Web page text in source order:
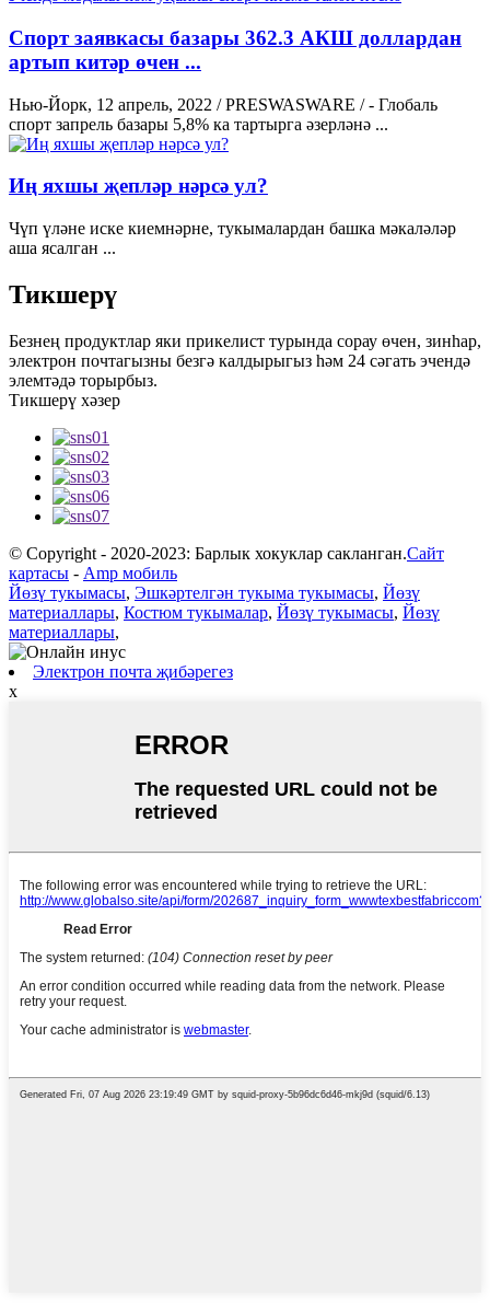
Спорт заявкасы базары 362.3 АКШ доллардан
артып китәр өчен ...
Нью-Йорк, 12 апрель, 2022 / PRESWASWARE / - Глобаль
спорт запрель базары 5,8% ка тартырга әзерләнә ...
Иң яхшы җепләр нәрсә ул?
Чүп үләне иске киемнәрне, тукымалардан башка мәкаләләр
аша ясалган ...
Тикшерү
Безнең продуктлар яки прикелист турында сорау өчен, зинһар,
электрон почтагызны безгә калдырыгыз һәм 24 сәгать эчендә
элемтәдә торырбыз.
Тикшерү хәзер
© Copyright - 2020-2023: Барлык хокуклар сакланган.Сайт
картасы - Amp мобиль
Йөзү тукымасы, Эшкәртелгән тукыма тукымасы, Йөзү
материаллары, Костюм тукымалар, Йөзү тукымасы, Йөзү
материаллары,
Электрон почта җибәрегез
x